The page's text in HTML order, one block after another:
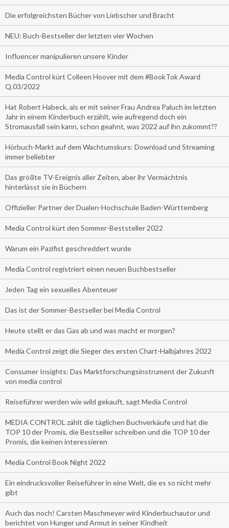
Die erfolgreichsten Bücher von Liebscher und Bracht
NEU: Buch-Bestseller der letzten vier Wochen
Influencer manipulieren unsere Kinder
Media Control kürt Colleen Hoover mit dem #BookTok Award
Q.03/2022
Hat Robert Habeck, als er mit seiner Frau Andrea Paluch im letzten
Jahr in einem Kinderbuch erzählt, wie aufregend doch ein
Stromausfall sein kann, schon geahnt, was 2022 auf ihn zukommt??
Hörbuch-Markt auf dem Wachtumskurs: Download und Streaming
immer beliebter
Das größte TV-Ereignis aller Zeiten, aber ihr Vermächtnis
hinterlässt sie in Büchern
Offizieller Partner der Dualen-Hochschule Baden-Württemberg
Media Control kürt den Sommer-Beststeller 2022
Warum ein Pazifist geschreddert wurde
Media Control registriert einen neuen Buchbestseller
Jeden Tag ein sexuelles Abenteuer
Das ist der Sommer-Bestseller bei Media Control
Heute stellt er das Gas ab und was macht er morgen?
Media Control zeigt die Sieger des ersten Chart-Halbjahres 2022
Consumer Insights: Das Marktforschungsinstrument der Zukunft
von media control
Reiseführer werden wie wild gekauft, sagt Media Control
MEDIA CONTROL zählt die täglichen Buchverkäufe und hat die
TOP 10 der Promis, die Bestseller schreiben und die TOP 10 der
Promis, die keinen interessieren
Media Control Book Night 2022
Ein eindrucksvoller Reiseführer in eine Welt, die es so nicht mehr
gibt
Auch das noch! Carsten Maschmeyer wird Kinderbuchautor und
berichtet von Hunger und Armut in seiner Kindheit